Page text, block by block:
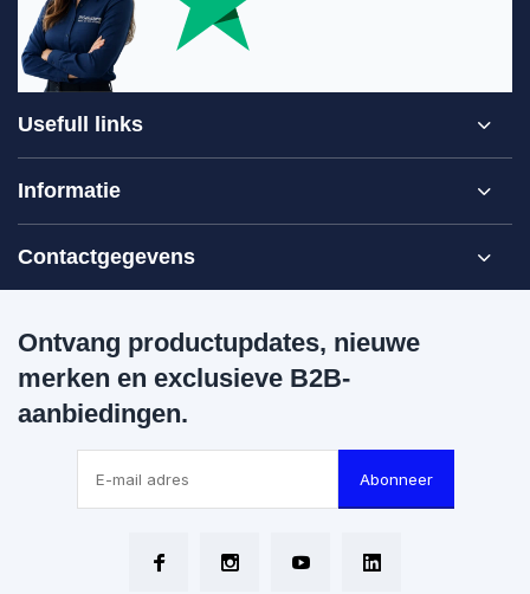
Usefull links
Informatie
Contactgegevens
Ontvang productupdates, nieuwe
merken en exclusieve B2B-
aanbiedingen.
Abonneer